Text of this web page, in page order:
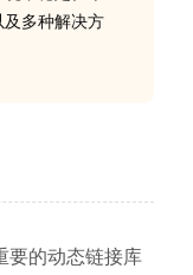
多种解决方
要的动态链接库